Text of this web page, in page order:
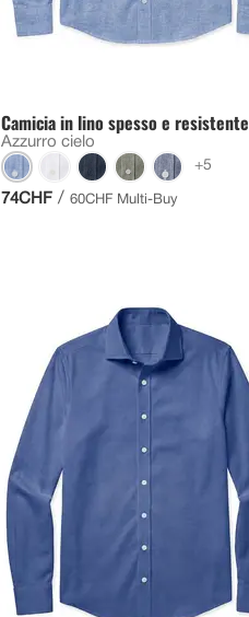
Camicia in lino spesso e resistente
Azzurro cielo
+5
74CHF / 60CHF Multi-Buy